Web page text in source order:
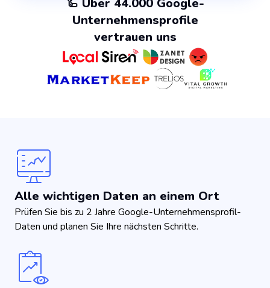
Unternehmensprofile
vertrauen uns
Alle wichtigen Daten an einem Ort
Prüfen Sie bis zu 2 Jahre Google-Unternehmensprofil-
Daten und planen Sie Ihre nächsten Schritte.